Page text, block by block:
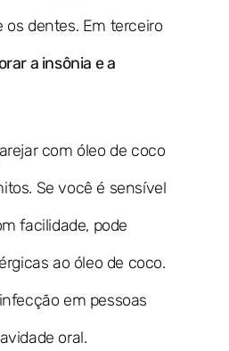
os dentes. Em terceiro
a insônia e a
com óleo de coco
Se você é sensível
facilidade, pode
ao óleo de coco.
em pessoas
oral.